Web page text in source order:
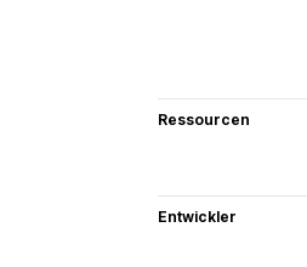
Ressourcen
Entwickler